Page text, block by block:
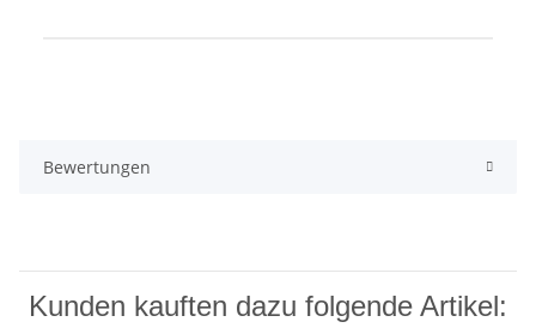
Bewertungen
Kunden kauften dazu folgende Artikel: